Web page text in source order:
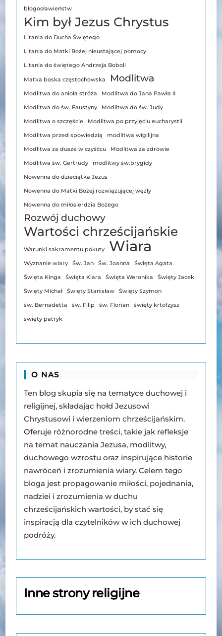
błogosławieństw
Kim był Jezus Chrystus
Litania do Ducha Świętego
Litania do Matki Bożej nieustającej pomocy
Litania do świętego Andrzeja Boboli
Matka boska częstochowska Modlitwa
Modlitwa do anioła stróża Modlitwa do Jana Pawła II
Modlitwa do św. Faustyny Modlitwa do św. Judy
Modlitwa o szczęście Modlitwa po przyjęciu eucharystii
Modlitwa przed spowiedzią modlitwa wigilijna
Modlitwa za dusze w czyśćcu Modlitwa za zdrowie
Modlitwa św. Gertrudy modlitwy św.brygidy
Nowenna do dzieciątka Jezus
Nowenna do Matki Bożej rozwiązującej węzły
Nowenna do miłosierdzia Bożego
Rozwój duchowy
Wartości chrześcijańskie
Warunki sakramentu pokuty Wiara
Wyznanie wiary Św. Jan Św. Joanna Święta Agata
Święta Kinga Święta Klara Święta Weronika Święty Jacek
Święty Michał Święty Stanisław Święty Szymon
św. Bernadetta św. Filip św. Florian święty krtofzysz
święty patryk
O NAS
Ten blog skupia się na tematyce duchowej i
religijnej, składając hołd Jezusowi
Chrystusowi i wierzeniom chrześcijańskim.
Oferuje różnorodne treści, takie jak refleksje
na temat nauczania Jezusa, modlitwy,
duchowego wzrostu oraz inspirujące historie
nawróceń i zrozumienia wiary. Celem tego
bloga jest propagowanie miłości, pojednania,
nadziei i zrozumienia w duchu
chrześcijańskich wartości, by stać się
inspiracją dla czytelników w ich duchowej
podróży.
Inne strony religijne